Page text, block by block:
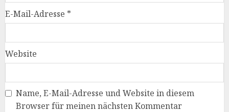
E-Mail-Adresse *
Website
Name, E-Mail-Adresse und Website in diesem
Browser für meinen nächsten Kommentar